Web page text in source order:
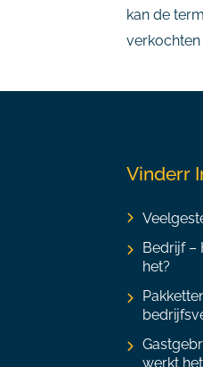
kan de
verkochten
Vinderr
Bedrijf –
het?
werkt